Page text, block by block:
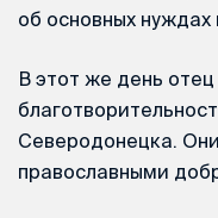
об основных
В этот же день
Северодонецка.
православными